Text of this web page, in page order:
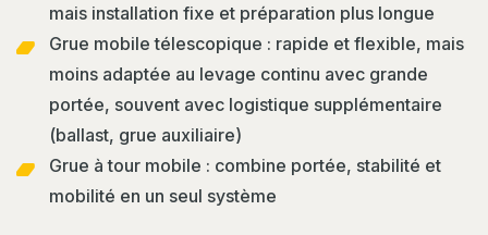
mais installation fixe et préparation plus longue
Grue mobile télescopique : rapide et flexible, mais
moins adaptée au levage continu avec grande
portée, souvent avec logistique supplémentaire
(ballast, grue auxiliaire)
Grue à tour mobile : combine portée, stabilité et
mobilité en un seul système